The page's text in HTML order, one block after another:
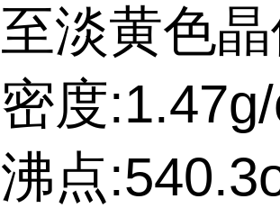
至淡黄色
密度
沸点